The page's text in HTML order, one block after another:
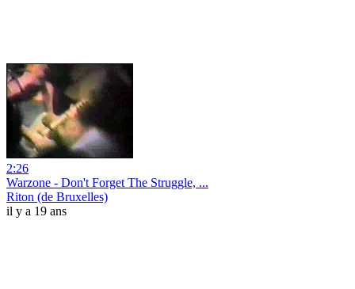
2:26
Warzone - Don't Forget The Struggle, ...
Riton (de Bruxelles)
il y a 19 ans